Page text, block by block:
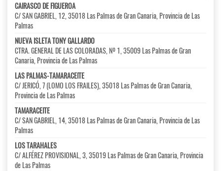
CAIRASCO DE FIGUEROA
C/ SAN GABRIEL, 12, 35018 Las Palmas de Gran Canaria, Provincia de Las
Palmas
NUEVA ISLETA TONY GALLARDO
CTRA. GENERAL DE LAS COLORADAS, Nº 1, 35009 Las Palmas de Gran
Canaria, Provincia de Las Palmas
LAS PALMAS-TAMARACEITE
C/ JERICÓ, 7 (LOMO LOS FRAILES), 35018 Las Palmas de Gran Canaria,
Provincia de Las Palmas
TAMARACEITE
C/ SAN GABRIEL, 14, 35018 Las Palmas de Gran Canaria, Provincia de Las
Palmas
LOS TARAHALES
C/ ALFÉREZ PROVISIONAL, 3, 35019 Las Palmas de Gran Canaria, Provincia
de Las Palmas